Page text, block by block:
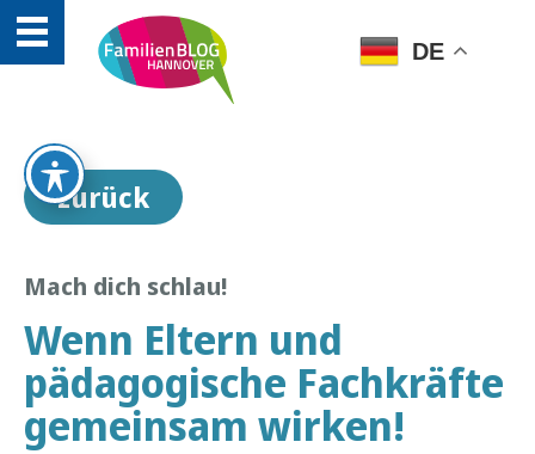
DE
zurück
Mach dich schlau!
Wenn Eltern und
pädagogische Fachkräfte
gemeinsam wirken!